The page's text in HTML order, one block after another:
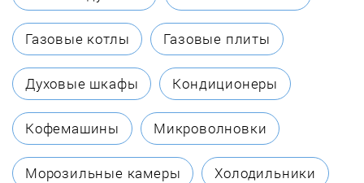
Dantherm
DanVex
Ekomak
Electrolux
Газовые котлы Газовые плиты
Духовые шкафы Кондиционеры
Кофемашины Микроволновки
Морозильные камеры Холодильники